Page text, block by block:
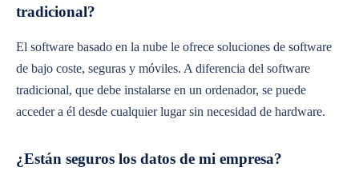
tradicional?
El software basado en la nube le ofrece soluciones de software
de bajo coste, seguras y móviles. A diferencia del software
tradicional, que debe instalarse en un ordenador, se puede
acceder a él desde cualquier lugar sin necesidad de hardware.
¿Están seguros los datos de mi empresa?